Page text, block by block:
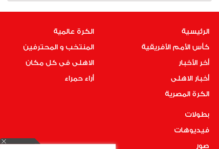
الرئيسية
كأس الأمم الأفريقية
أخر الأخبار
أخبار الاهلى
الكرة المصرية
الكرة عالمية
المنتخب و المحترفين
الاهلى فى كل مكان
أراء حمراء
بطولات
فيديوهات
صور